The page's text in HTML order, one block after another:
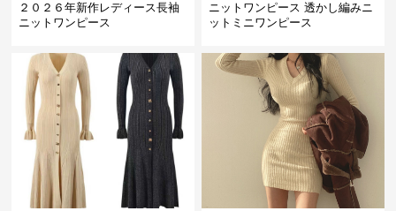
２０２６年新作レディース長袖
ニットワンピース
ニットワンピース 透かし編みニ
ットミニワンピース